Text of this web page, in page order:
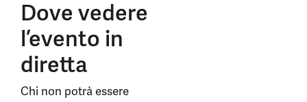
Dove vedere
l’evento in
diretta
Chi non potrà essere